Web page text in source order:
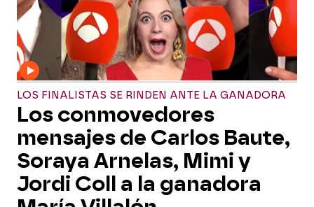
LOS FINALISTAS SE RINDEN ANTE LA GANADORA
Los conmovedores
mensajes de Carlos Baute,
Soraya Arnelas, Mimi y
Jordi Coll a la ganadora